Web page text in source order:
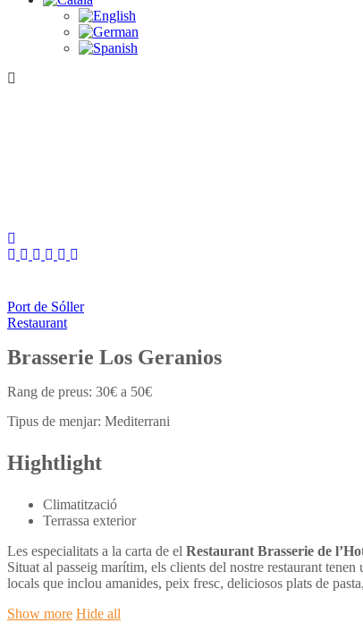
Port de Sóller
Restaurant
Brasserie Los Geranios
30€ a 50€
Mediterrani
Hightlight
Climatització
Terrassa exterior
Les especialitats a la carta de el Restaurant Brasserie de
Situat al passeig marítim, els clients del nostre restaurant
locals que inclou amanides, peix fresc, deliciosos plats de
Show more Hide all